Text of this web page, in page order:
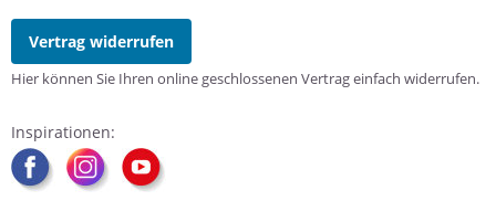
Vertrag widerrufen
Hier können Sie Ihren online geschlossenen Vertrag einfach widerrufen.
Inspirationen: